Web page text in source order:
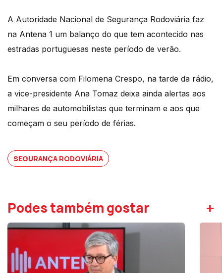
A Autoridade Nacional de Segurança Rodoviária faz
na Antena 1 um balanço do que tem acontecido nas
estradas portuguesas neste período de verão.
Em conversa com Filomena Crespo, na tarde da rádio,
a vice-presidente Ana Tomaz deixa ainda alertas aos
milhares de automobilistas que terminam e aos que
começam o seu período de férias.
SEGURANÇA RODOVIÁRIA
Podes também gostar +